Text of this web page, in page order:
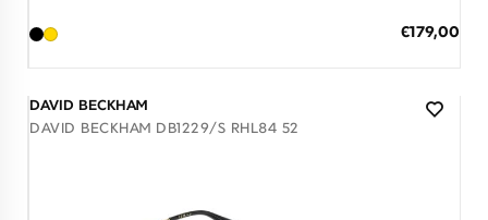
Ειδική
€179,00
DAVID BECKHAM
DAVID BECKHAM DB1229/S RHL84 52